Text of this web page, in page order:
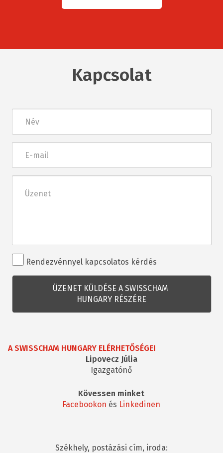
Kapcsolat
mail
Rendezvénnyel
kapcsolatos
kérdés
Rendezvénnyel kapcsolatos kérdés
A SWISSCHAM HUNGARY ELÉRHETŐSÉGEI
Lipovecz Júlia
Igazgatónő
Kövessen minket
Facebookon és Linkedinen
Székhely, postázási cím, iroda: